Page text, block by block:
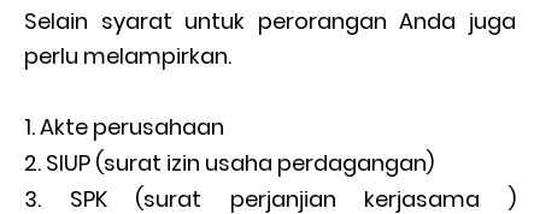
Selain syarat untuk perorangan Anda juga
perlu melampirkan.
Akte perusahaan
SIUP (surat izin usaha perdagangan)
SPK (surat perjanjian kerjasama )